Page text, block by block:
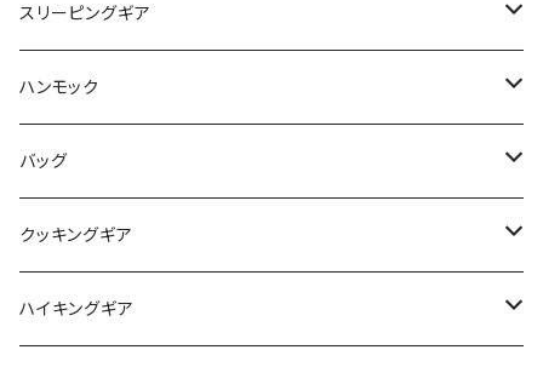
タープ / シェルター
ペグ / ステークス
アクセサリー
スリーピングギア
シュラフ / キルト
ビビィ
マット
ピロー
ハンモック
ハンモック
アクセサリー
バッグ
バックパック
サコッシュ / ウェストポーチ
クッキングギア
バーナー / ストーブ / 燃料
ハイキングギア